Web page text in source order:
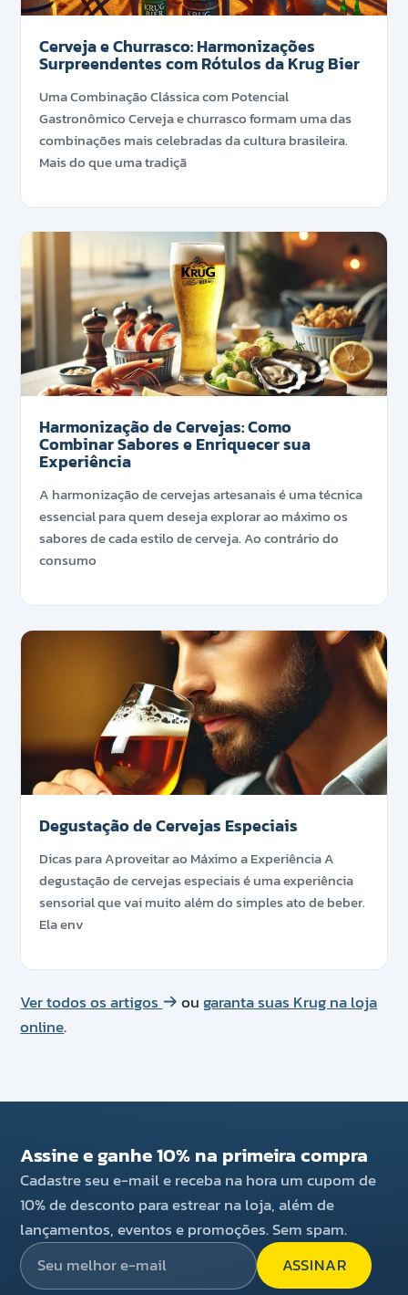
Cerveja e Churrasco: Harmonizações
Surpreendentes com Rótulos da Krug Bier
Uma Combinação Clássica com Potencial
Gastronômico Cerveja e churrasco formam uma das
combinações mais celebradas da cultura brasileira.
Mais do que uma tradiçã
Harmonização de Cervejas: Como
Combinar Sabores e Enriquecer sua
Experiência
A harmonização de cervejas artesanais é uma técnica
essencial para quem deseja explorar ao máximo os
sabores de cada estilo de cerveja. Ao contrário do
consumo
Degustação de Cervejas Especiais
Dicas para Aproveitar ao Máximo a Experiência A
degustação de cervejas especiais é uma experiência
sensorial que vai muito além do simples ato de beber.
Ela env
Ver todos os artigos ougaranta suas Krug na loja
online.
Assine e ganhe 10% na primeira compra
Cadastre seu e-mail e receba na hora um cupom de
10% de desconto para estrear na loja, além de
lançamentos, eventos e promoções. Sem spam.
ASSINAR